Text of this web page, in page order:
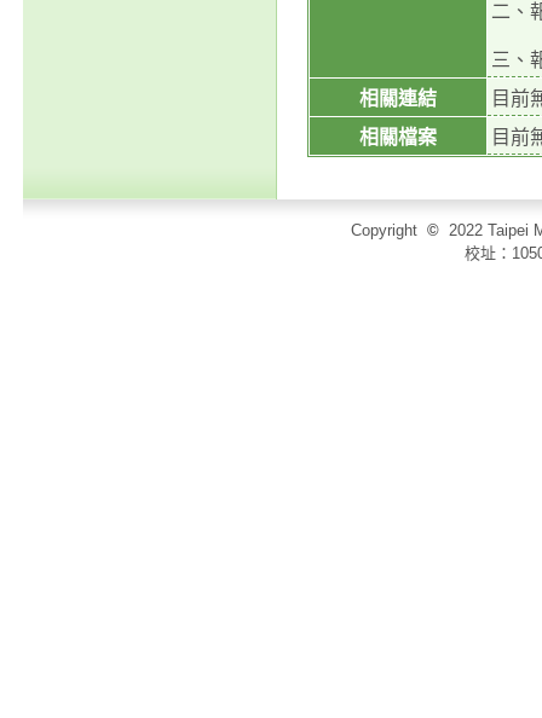
二、
三、
相關連結
目前
相關檔案
目前
Copyright © 2022 Taipei
校址：